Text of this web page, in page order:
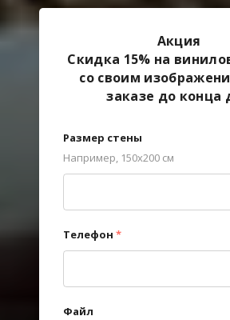
Акция
Скидка 15% на
со своим
заказе до конца
Размер стены
Например, 150х200 см
Телефон *
Файл